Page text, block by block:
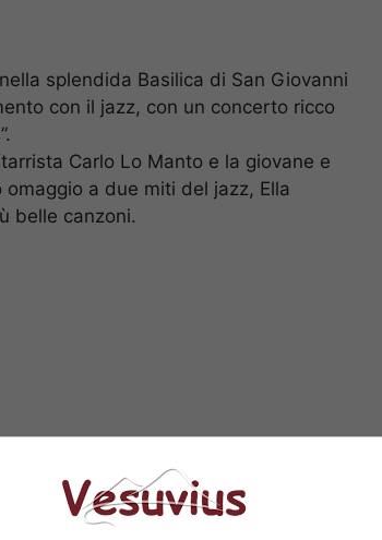
splendida Basilica di San Giovanni
con il jazz, con un concerto ricco
Carlo Lo Manto e la giovane e
a due miti del jazz, Ella
belle canzoni.